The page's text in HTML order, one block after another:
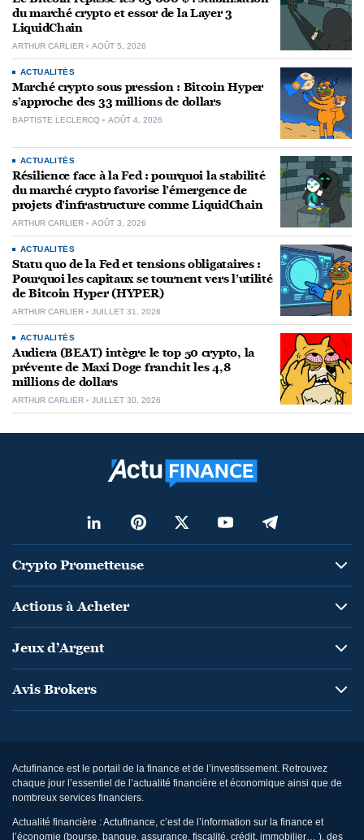
du marché crypto et essor de la Layer 3
LiquidChain
ARTHUR CARLIER AOÛT 5, 2026
ACTUALITÉS
Marché crypto sous pression : Bitcoin Hyper
s’approche des 33 millions de dollars
BAPTISTE LECLERCQ AOÛT 4, 2026
ACTUALITÉS
Résilience face à la Fed : pourquoi la stabilité
du marché crypto favorise l’émergence de
projets d’infrastructure comme LiquidChain
ARTHUR CARLIER AOÛT 3, 2026
ACTUALITÉS
Statu quo de la Fed et tensions obligataires :
Pourquoi les capitaux se tournent vers l’utilité
de Bitcoin Hyper (HYPER)
ARTHUR CARLIER JUILLET 31, 2026
ACTUALITÉS
Audiera (BEAT) intègre le top 50 crypto, la
prévente de Maxi Doge franchit les 4,8
millions de dollars
ARTHUR CARLIER JUILLET 30, 2026
Crypto Prometteuse
Actions à Acheter
Jeux d’Argent
Avis Brokers
Actufinance est le portail de la finance et de l’investissement. Retrouvez
chaque jour l’essentiel de l’actualité financière et économique ainsi que de
nombreux services financiers.
Actualité financière : Actufinance, c’est de l’information sur la finance et
l’économie (bourse, banque, assurance, fiscalité, crédit, immobilier… ), des